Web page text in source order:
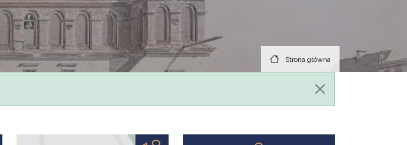
Strona główna